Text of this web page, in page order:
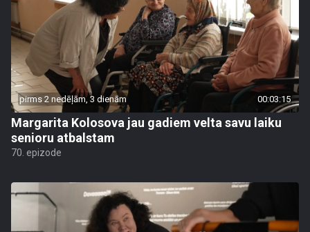
pirms 2 nedēļām, 3 dienām 00:03:15
Margarita Kolosova jau gadiem velta savu laiku
senioru atbalstam
70. epizode